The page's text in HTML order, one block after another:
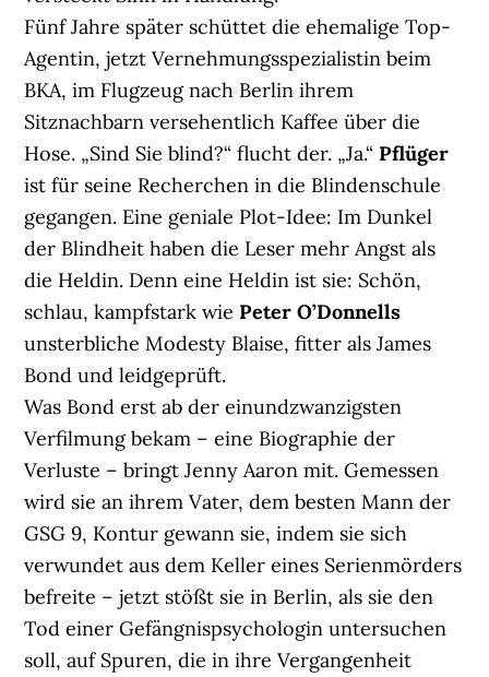
Fünf Jahre später schüttet die ehemalige Top-
Agentin, jetzt Vernehmungsspezialistin beim
BKA, im Flugzeug nach Berlin ihrem
Sitznachbarn versehentlich Kaffee über die
Hose. „Sind Sie blind?“ flucht der. „Ja.“Pflüger
ist für seine Recherchen in die Blindenschule
gegangen. Eine geniale Plot-Idee: Im Dunkel
der Blindheit haben die Leser mehr Angst als
die Heldin. Denn eine Heldin ist sie: Schön,
schlau, kampfstark wiePeter O’Donnells
unsterbliche Modesty Blaise, fitter als James
Bond und leidgeprüft.
Was Bond erst ab der einundzwanzigsten
Verfilmung bekam – eine Biographie der
Verluste – bringt Jenny Aaron mit. Gemessen
wird sie an ihrem Vater, dem besten Mann der
GSG 9, Kontur gewann sie, indem sie sich
verwundet aus dem Keller eines Serienmörders
befreite – jetzt stößt sie in Berlin, als sie den
Tod einer Gefängnispsychologin untersuchen
soll, auf Spuren, die in ihre Vergangenheit